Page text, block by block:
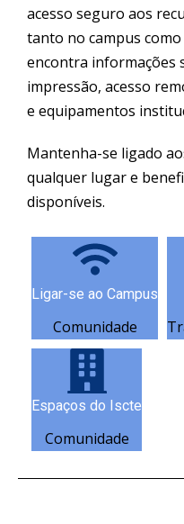
acesso seguro aos
tanto no campus
encontra informações
impressão, acesso
e equipamentos
Mantenha-se ligado
qualquer lugar e
disponíveis.
Ligar-se ao Campus
Comunidade
Espaços do Iscte
Comunidade